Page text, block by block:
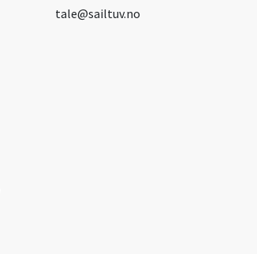
tale@sailtuv.no